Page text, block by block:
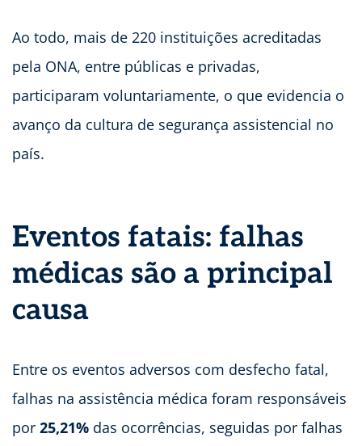
Ao todo, mais de 220 instituições acreditadas
pela ONA, entre públicas e privadas,
participaram voluntariamente, o que evidencia o
avanço da cultura de segurança assistencial no
país.
Eventos fatais: falhas
médicas são a principal
causa
Entre os eventos adversos com desfecho fatal,
falhas na assistência médica foram responsáveis
por 25,21% das ocorrências, seguidas por falhas